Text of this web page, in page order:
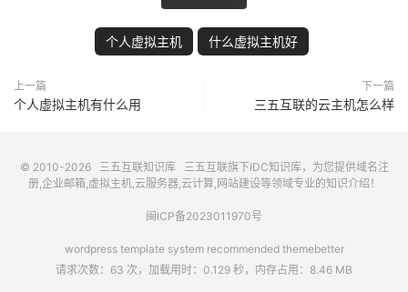
个人虚拟主机 什么虚拟主机好
上一篇
个人虚拟主机有什么用
下一篇
三五互联的云主机怎么样
© 2010-2026 三五互联知识库 三五互联旗下IDC知识库，为您提供域名注
册,企业邮箱,虚拟主机,云服务器,云计算,网站建设等领域专业的知识介绍！
闽ICP备2023011970号
wordpress template system recommended themebetter
请求次数：63 次，加载用时：0.129 秒，内存占用：8.46 MB